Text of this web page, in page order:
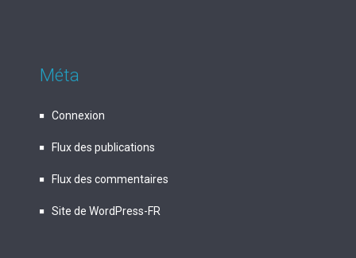
Méta
Connexion
Flux des publications
Flux des commentaires
Site de WordPress-FR